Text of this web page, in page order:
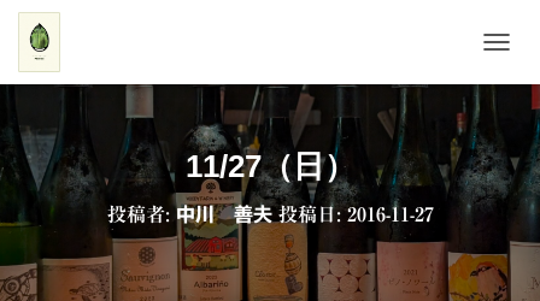
ビ
シ
ョ
ン
り
替
11/27（日）
投稿者: 中川 善夫投稿日:2016-11-27